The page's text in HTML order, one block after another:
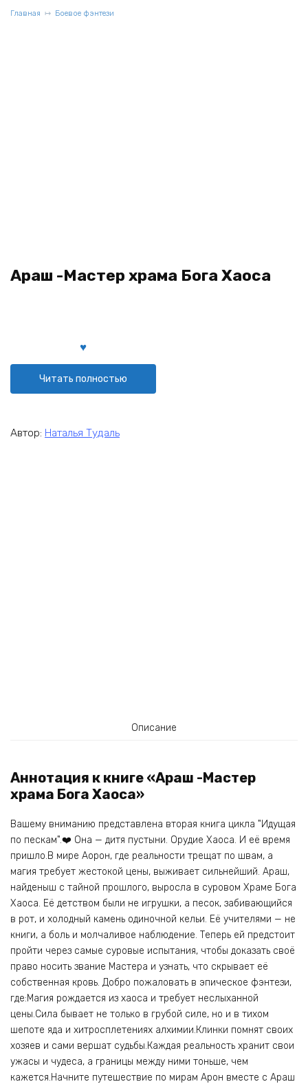
Главная Боевое фэнтези
Араш -Мастер храма Бога Хаоса
Читать полностью
Автор: Наталья Тудаль
Описание
Аннотация к книге «Араш -Мастер
храма Бога Хаоса»
Вашему вниманию представлена вторая книга цикла "Идущая
по пескам".‍❤️‍ Она — дитя пустыни. Орудие Хаоса. И её время
пришло.В мире Аорон, где реальности трещат по швам, а
магия требует жестокой цены, выживает сильнейший. Араш,
найденыш с тайной прошлого, выросла в суровом Храме Бога
Хаоса. Её детством были не игрушки, а песок, забивающийся
в рот, и холодный камень одиночной кельи. Её учителями — не
книги, а боль и молчаливое наблюдение. Теперь ей предстоит
пройти через самые суровые испытания, чтобы доказать своё
право носить звание Мастера и узнать, что скрывает её
собственная кровь. Добро пожаловать в эпическое фэнтези,
где:Магия рождается из хаоса и требует неслыханной
цены.Сила бывает не только в грубой силе, но и в тихом
шепоте яда и хитросплетениях алхимии.Клинки помнят своих
хозяев и сами вершат судьбы.Каждая реальность хранит свои
ужасы и чудеса, а границы между ними тоньше, чем
кажется.Начните путешествие по мирам Арон вместе с Араш